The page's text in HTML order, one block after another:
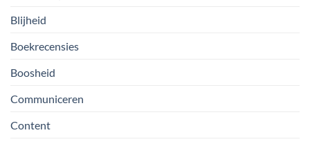
Blijheid
Boekrecensies
Boosheid
Communiceren
Content